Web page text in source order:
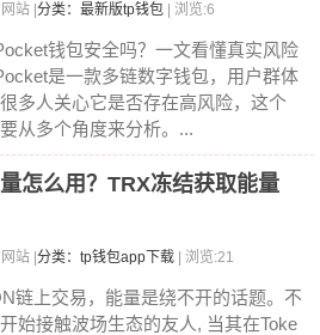
站 | 分类：最新版tp钱包 | 浏览:6
钱包安全吗？一文看懂真实风险
是一款多链数字钱包，用户群体
多人关心它是否存在高风险，这个
从多个角度来分析。...
怎么用？TRX冻结获取能量
站 | 分类：tp钱包app下载 | 浏览:21
链上交易，能量是绕不开的话题。不
始接触波场生态的友人, 当其在Toke